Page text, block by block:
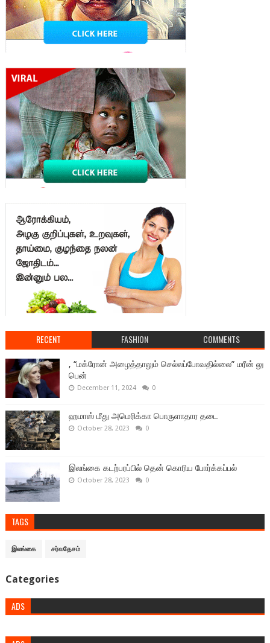
RECENT FASHION COMMENTS
, “மக்ரோன் அழைத்தாலும் செல்லப்போவதில்லை” மரீன் லு
பென்
December 11, 2024 0
ஹமாஸ் மீது அமெரிக்கா பொருளாதார தடை
October 28, 2023 0
இலங்கை கடற்பரப்பில் தென் கொரிய போர்க்கப்பல்
October 28, 2023 0
TAGS
இலங்கை சர்வதேசம்
Categories
ADS